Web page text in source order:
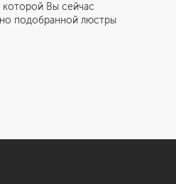
Вы сейчас
подобранной люстры